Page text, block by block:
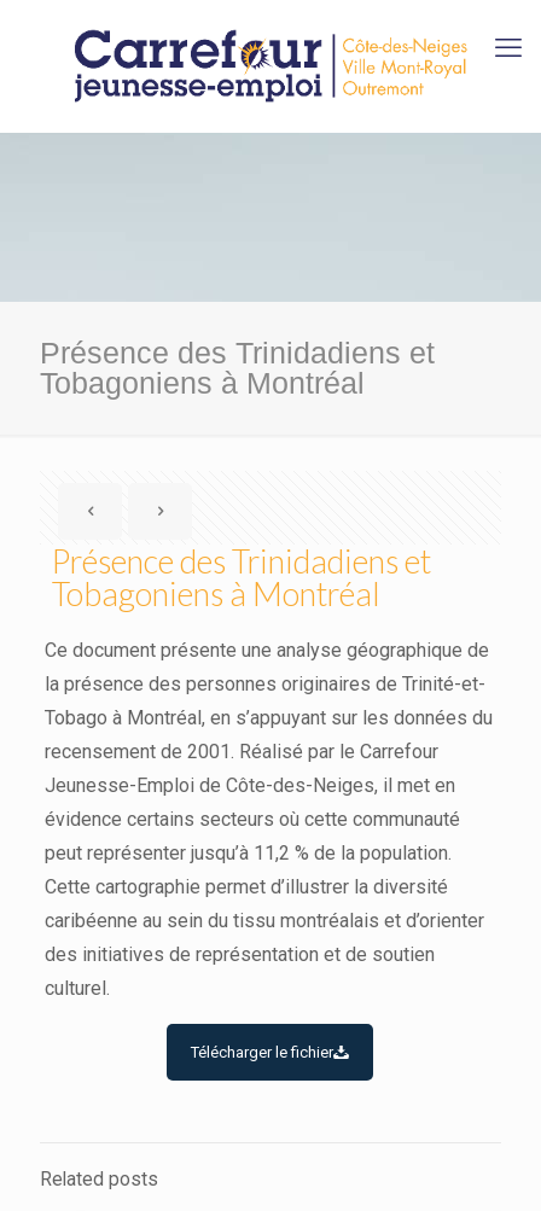
Présence des Trinidadiens et
Tobagoniens à Montréal
Présence des Trinidadiens et
Tobagoniens à Montréal
Ce document présente une analyse géographique de
la présence des personnes originaires de Trinité-et-
Tobago à Montréal, en s’appuyant sur les données du
recensement de 2001. Réalisé par le Carrefour
Jeunesse-Emploi de Côte-des-Neiges, il met en
évidence certains secteurs où cette communauté
peut représenter jusqu’à 11,2 % de la population.
Cette cartographie permet d’illustrer la diversité
caribéenne au sein du tissu montréalais et d’orienter
des initiatives de représentation et de soutien
culturel.
Télécharger le fichier
Related posts